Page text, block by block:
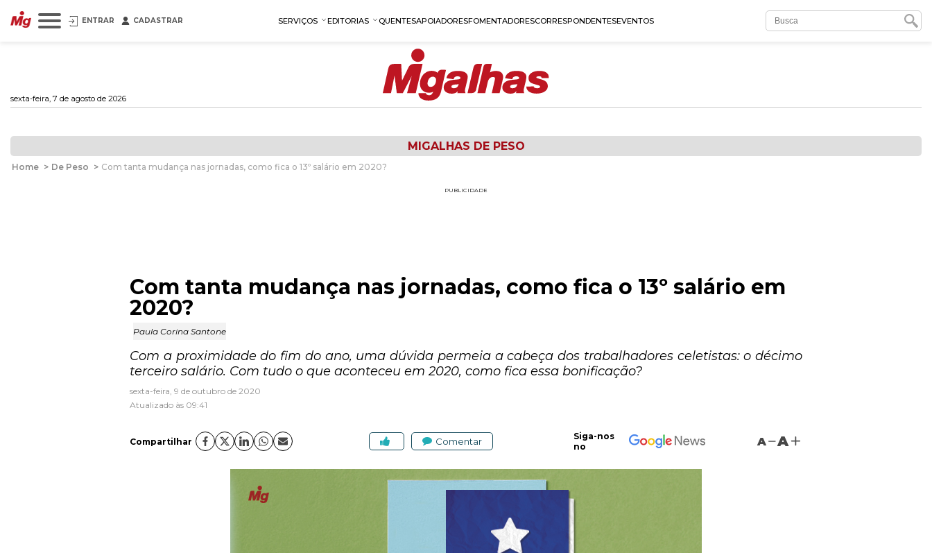
ENTRAR CADASTRAR SERVIÇOS EDITORIAS QUENTESAPOIADORESFOMENTADORESCORRESPONDENTESEVENTOS
sexta-feira, 7 de agosto de 2026
MIGALHAS DE PESO
Home > De Peso > Com tanta mudança nas jornadas, como fica o 13º salário em 2020?
PUBLICIDADE
Com tanta mudança nas jornadas, como fica o 13º salário em
2020?
Paula Corina Santone
Com a proximidade do fim do ano, uma dúvida permeia a cabeça dos trabalhadores celetistas: o décimo
terceiro salário. Com tudo o que aconteceu em 2020, como fica essa bonificação?
sexta-feira, 9 de outubro de 2020
Atualizado às 09:41
Compartilhar Comentar
Siga-nos
no
A A